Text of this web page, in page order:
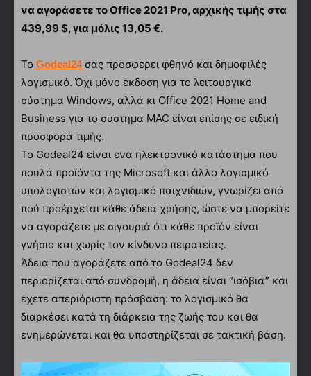
να αγοράσετε το Office 2021 Pro, αρχικής τιμής στα
439,99 $, για μόλις 13,05 €.
Το Godeal24 σας προσφέρει φθηνό και δημοφιλές
λογισμικό. Όχι μόνο έκδοση για το λειτουργικό
σύστημα Windows, αλλά κι Office 2021 Home and
Business για το σύστημα MAC είναι επίσης σε ειδική
προσφορά τιμής.
Το Godeal24 είναι ένα ηλεκτρονικό κατάστημα που
πουλά προϊόντα της Microsoft και άλλο λογισμικό
υπολογιστών και λογισμικό παιχνιδιών, γνωρίζει από
πού προέρχεται κάθε άδεια χρήσης, ώστε να μπορείτε
να αγοράζετε με σιγουριά ότι κάθε προϊόν είναι
γνήσιο και χωρίς τον κίνδυνο πειρατείας.
Άδεια που αγοράζετε από το Godeal24 δεν
περιορίζεται από συνδρομή, η άδεια είναι “ισόβια” και
έχετε απεριόριστη πρόσβαση: το λογισμικό θα
διαρκέσει κατά τη διάρκεια της ζωής του και θα
ενημερώνεται και θα υποστηρίζεται σε τακτική βάση.